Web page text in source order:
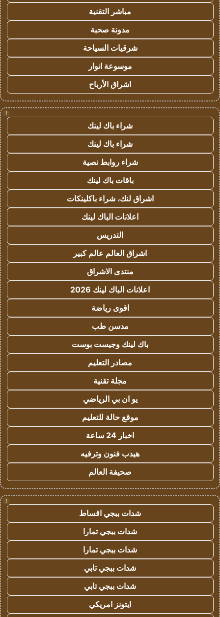
مباشر التقنية
مدونة صحبة
شرقيات السياحة
موسوعة انوار
اشراق الأرباح
!
شراء باك لينك
شراء باك لينك
شراء روابط نصية
باقات باك لينك
اشراق لنك، شراء باكلينكات
اعلانات الباك لينك
التدريس
اشراق العالم عالم كبير
منتدى الاشراق
اعلانات الباك لينك 2026
اقوى رياضة
مدسن طب
باك لينك وجيست بوست
مصادر التعليم
مجلة تقنية
يو ان بي الرياضي
موقع حالة للتعليم
اخبار 24 ساعة
هيدب فنون وترفيه
صحيفة العالم
!
شدات ببجي اقساط
شدات ببجي تمارا
شدات ببجي تمارا
شدات ببجي تابي
شدات ببجي تابي
ايتونز امريكي